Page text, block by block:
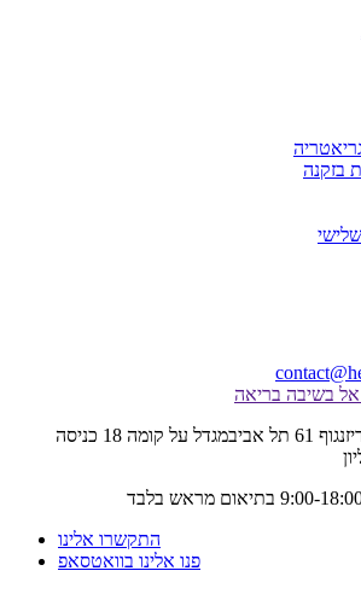
: דיזנגוף סנטר – דיזנגוף 61 תל אביבמגדל על קומה 18 כניסה
התקשרו אלינו
פנו אלינו בוואטסאפ